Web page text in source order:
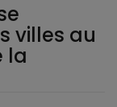
villes au
la